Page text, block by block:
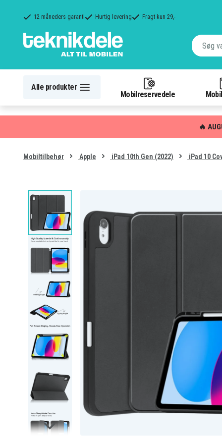
12 måneders garanti Hurtig levering Fragt kun 29,-
Alle produkter
Mobilreservedele
🔥
Mobiltilbehør Apple iPad 10th Gen (2022) iPad 10